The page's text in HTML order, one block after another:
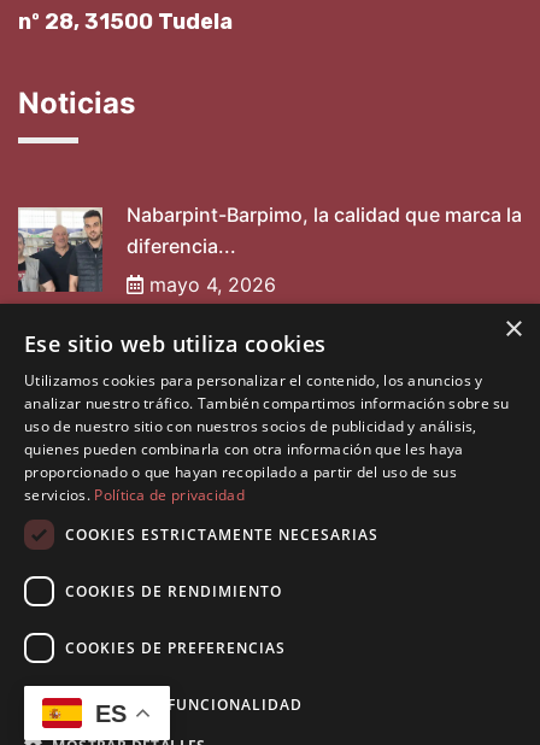
nº 28, 31500 Tudela
Noticias
Nabarpint-Barpimo, la calidad que marca la
diferencia...
mayo 4, 2026
mayo 2, 2025
©2026 Diseñado por
reservados.
Política de Privacidad
Aviso Legal
ES
×
Ese sitio web utiliza cookies
Utilizamos cookies para personalizar el contenido, los anuncios y
analizar nuestro tráfico. También compartimos información sobre su
uso de nuestro sitio con nuestros socios de publicidad y análisis,
quienes pueden combinarla con otra información que les haya
proporcionado o que hayan recopilado a partir del uso de sus
servicios. Política de privacidad
COOKIES ESTRICTAMENTE NECESARIAS
COOKIES DE RENDIMIENTO
COOKIES DE PREFERENCIAS
COOKIES DE FUNCIONALIDAD